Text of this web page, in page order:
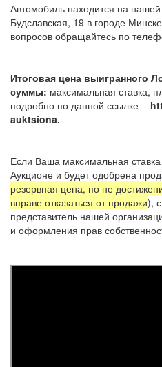
Автомобиль находится на
Будславская, 19 в городе
вопросов обращайтесь по
Итоговая цена выигранного
суммы: максимальная ставка,
подробно по данной ссылке -
auktsiona.
Если Ваша максимальная
Аукционе и будет одобрена
резервная цена, по не
вправе отказаться от продажи),
представитель нашей
и оформления прав